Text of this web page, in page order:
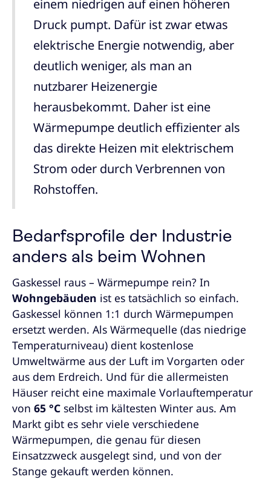
einem niedrigen auf einen höheren
Druck pumpt. Dafür ist zwar etwas
elektrische Energie notwendig, aber
deutlich weniger, als man an
nutzbarer Heizenergie
herausbekommt. Daher ist eine
Wärmepumpe deutlich effizienter als
das direkte Heizen mit elektrischem
Strom oder durch Verbrennen von
Rohstoffen.
Bedarfsprofile der Industrie
anders als beim Wohnen
Gaskessel raus – Wärmepumpe rein? In
Wohngebäuden ist es tatsächlich so einfach.
Gaskessel können 1:1 durch Wärmepumpen
ersetzt werden. Als Wärmequelle (das niedrige
Temperaturniveau) dient kostenlose
Umweltwärme aus der Luft im Vorgarten oder
aus dem Erdreich. Und für die allermeisten
Häuser reicht eine maximale Vorlauftemperatur
von 65 °C selbst im kältesten Winter aus. Am
Markt gibt es sehr viele verschiedene
Wärmepumpen, die genau für diesen
Einsatzzweck ausgelegt sind, und von der
Stange gekauft werden können.